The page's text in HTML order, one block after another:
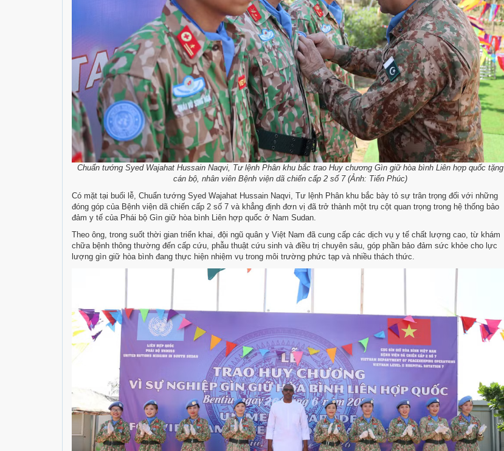
Chuẩn tướng Syed Wajahat Hussain Naqvi, Tư lệnh Phân khu bắc trao Huy chương Gìn giữ hòa bình Liên hợp quốc tặng
cán bộ, nhân viên Bệnh viện dã chiến cấp 2 số 7 (Ảnh: Tiến Phúc)
Có mặt tại buổi lễ, Chuẩn tướng Syed Wajahat Hussain Naqvi, Tư lệnh Phân khu bắc bày tỏ sự trân trọng đối với những
đóng góp của Bệnh viện dã chiến cấp 2 số 7 và khẳng định đơn vị đã trở thành một trụ cột quan trọng trong hệ thống bảo
đảm y tế của Phái bộ Gìn giữ hòa bình Liên hợp quốc ở Nam Sudan.
Theo ông, trong suốt thời gian triển khai, đội ngũ quân y Việt Nam đã cung cấp các dịch vụ y tế chất lượng cao, từ khám
chữa bệnh thông thường đến cấp cứu, phẫu thuật cứu sinh và điều trị chuyên sâu, góp phần bảo đảm sức khỏe cho lực
lượng gìn giữ hòa bình đang thực hiện nhiệm vụ trong môi trường phức tạp và nhiều thách thức.